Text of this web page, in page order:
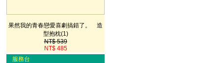
果然我的青春戀愛喜劇搞錯了。 造
型抱枕(1)
NT$ 539
NT$ 485
服務台